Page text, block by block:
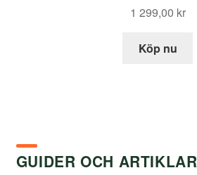
1 299,00 kr
Köp nu
GUIDER OCH ARTIKLAR